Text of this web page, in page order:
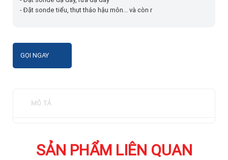
- Đặt sonde tiểu, thụt tháo hậu môn... và còn r
GỌI NGAY
MÔ TẢ
SẢN PHẨM LIÊN QUAN